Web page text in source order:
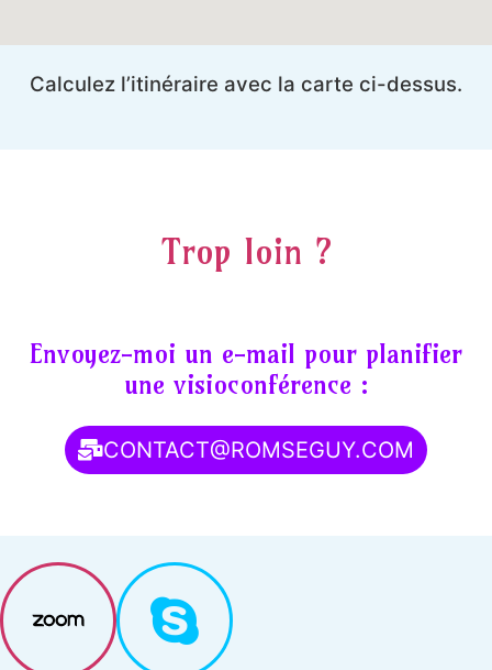
Calculez l’itinéraire avec la carte ci-dessus.
Trop loin ?
Envoyez-moi un e-mail pour planifier
une visioconférence :
CONTACT@ROMSEGUY.COM